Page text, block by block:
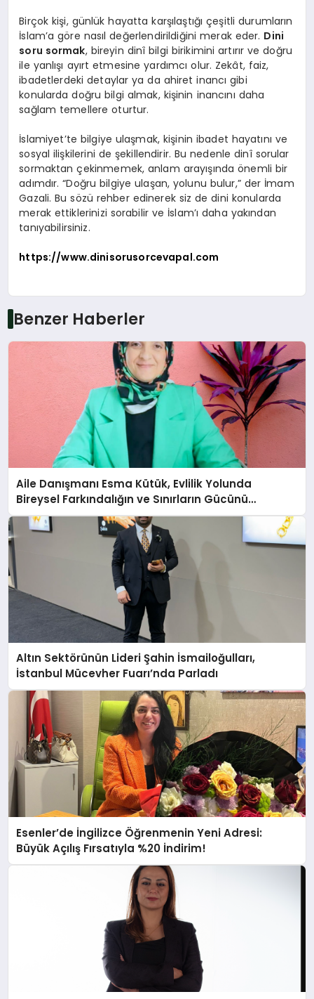
Birçok kişi, günlük hayatta karşılaştığı çeşitli durumların
İslam’a göre nasıl değerlendirildiğini merak eder. Dini
soru sormak, bireyin dinî bilgi birikimini artırır ve doğru
ile yanlışı ayırt etmesine yardımcı olur. Zekât, faiz,
ibadetlerdeki detaylar ya da ahiret inancı gibi
konularda doğru bilgi almak, kişinin inancını daha
sağlam temellere oturtur.
İslamiyet’te bilgiye ulaşmak, kişinin ibadet hayatını ve
sosyal ilişkilerini de şekillendirir. Bu nedenle dinî sorular
sormaktan çekinmemek, anlam arayışında önemli bir
adımdır. “Doğru bilgiye ulaşan, yolunu bulur,” der İmam
Gazali. Bu sözü rehber edinerek siz de dini konularda
merak ettiklerinizi sorabilir ve İslam’ı daha yakından
tanıyabilirsiniz.
https://www.dinisorusorcevapal.com
Benzer Haberler
Aile Danışmanı Esma Kütük, Evlilik Yolunda
Bireysel Farkındalığın ve Sınırların Gücünü
Anlatıyor
Altın Sektörünün Lideri Şahin İsmailoğulları,
İstanbul Mücevher Fuarı’nda Parladı ￼
Esenler’de İngilizce Öğrenmenin Yeni Adresi:
Büyük Açılış Fırsatıyla %20 İndirim!